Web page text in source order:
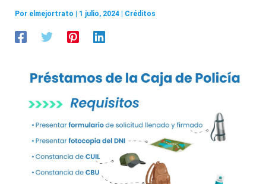
Por elmejortrato 1 julio, 2024 Créditos